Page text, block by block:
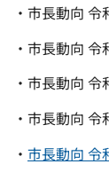
・市長動向
・市長動向
・市長動向
・市長動向
・ 市長動向